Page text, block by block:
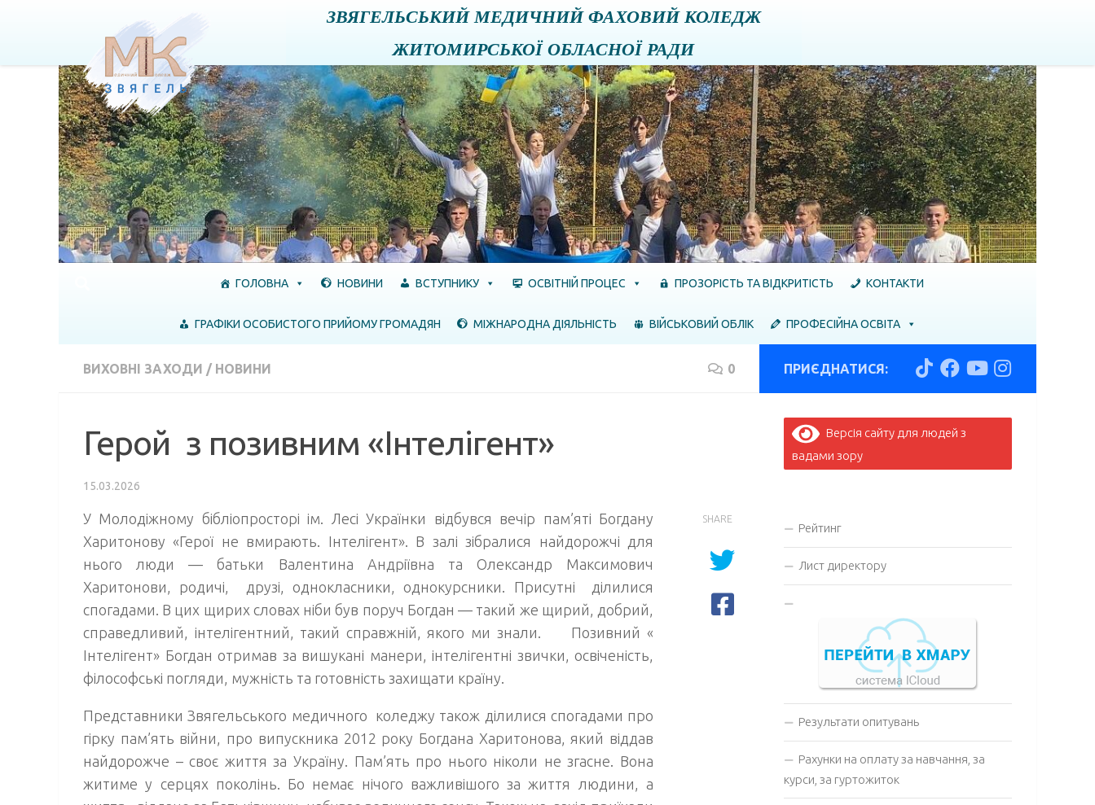
ЗВЯГЕЛЬСЬКИЙ МЕДИЧНИЙ ФАХОВИЙ КОЛЕДЖ
ЖИТОМИРСЬКОЇ ОБЛАСНОЇ РАДИ
ГОЛОВНА НОВИНИ ВСТУПНИКУ ОСВІТНІЙ ПРОЦЕС ПРОЗОРІСТЬ ТА ВІДКРИТІСТЬ КОНТАКТИ
ГРАФІКИ ОСОБИСТОГО ПРИЙОМУ ГРОМАДЯН МІЖНАРОДНА ДІЯЛЬНІСТЬ ВІЙСЬКОВИЙ ОБЛІК ПРОФЕСІЙНА ОСВІТА
ВИХОВНІ ЗАХОДИ / НОВИНИ 0
Герой з позивним «Інтелігент»
15.03.2026
У Молодіжному бібліопросторі ім. Лесі Українки відбувся вечір пам’яті Богдану
Харитонову «Герої не вмирають. Інтелігент». В залі зібралися найдорожчі для
нього люди — батьки Валентина Андріївна та Олександр Максимович
Харитонови, родичі, друзі, однокласники, однокурсники. Присутні ділилися
спогадами. В цих щирих словах ніби був поруч Богдан — такий же щирий, добрий,
справедливий, інтелігентний, такий справжній, якого ми знали. Позивний «
Інтелігент» Богдан отримав за вишукані манери, інтелігентні звички, освіченість,
філософські погляди, мужність та готовність захищати країну.
Представники Звягельського медичного коледжу також ділилися спогадами про
гірку пам’ять війни, про випускника 2012 року Богдана Харитонова, який віддав
найдорожче – своє життя за Україну. Пам’ять про нього ніколи не згасне. Вона
житиме у серцях поколінь. Бо немає нічого важливішого за життя людини, а
SHARE
ПРИЄДНАТИСЯ:
Версія сайту для людей з
вадами зору
Рейтинг
Лист директору
Результати опитувань
Рахунки на оплату за навчання, за
курси, за гуртожиток